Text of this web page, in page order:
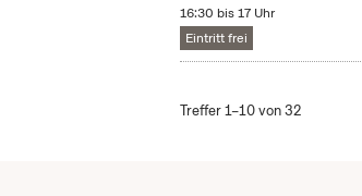
16:30 bis 17 Uhr
Eintritt frei
Treffer 1–10 von 32